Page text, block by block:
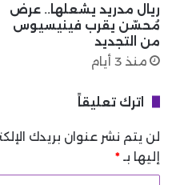
ريال مدريد يشعلها.. عرض
مُحسّن يقرب فينيسيوس
من التجديد
منذ 3 أيام
اترك تعليقاً
لن يتم نشر عنوان بريدك
إليها بـ *